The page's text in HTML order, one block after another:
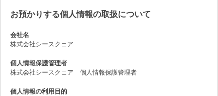
お預かりする個人情報の取扱について
会社名
株式会社シースクェア
個人情報保護管理者
株式会社シースクェア 個人情報保護管理者
個人情報の利用目的